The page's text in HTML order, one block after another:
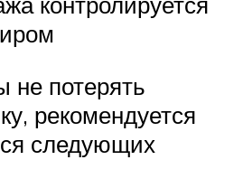
не потерять
рекомендуется
следующих